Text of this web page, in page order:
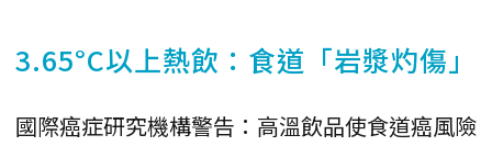
3.65°C以上熱飲：食道「岩漿灼傷」
國際癌症研究機構警告：高溫飲品使食道癌風險